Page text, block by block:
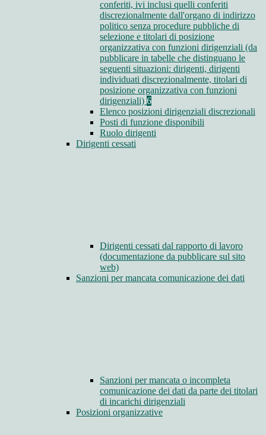
conferiti, ivi inclusi quelli conferiti
discrezionalmente dall'organo di indirizzo
politico senza procedure pubbliche di
selezione e titolari di posizione
organizzativa con funzioni dirigenziali (da
pubblicare in tabelle che distinguano le
seguenti situazioni: dirigenti, dirigenti
individuati discrezionalmente, titolari di
posizione organizzativa con funzioni
dirigenziali) 6
Elenco posizioni dirigenziali discrezionali
Posti di funzione disponibili
Ruolo dirigenti
Dirigenti cessati
Dirigenti cessati dal rapporto di lavoro
(documentazione da pubblicare sul sito
web)
Sanzioni per mancata comunicazione dei dati
Sanzioni per mancata o incompleta
comunicazione dei dati da parte dei titolari
di incarichi dirigenziali
Posizioni organizzative